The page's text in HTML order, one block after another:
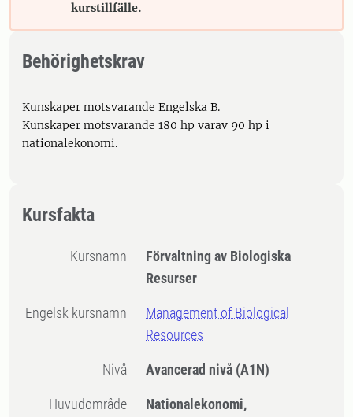
kurstillfälle.
Behörighetskrav
Kunskaper motsvarande Engelska B.
Kunskaper motsvarande 180 hp varav 90 hp i
nationalekonomi.
Kursfakta
Kursnamn
Förvaltning av Biologiska
Resurser
Engelsk kursnamn
Management of Biological
Resources
Nivå Avancerad nivå (A1N)
Huvudområde
Nationalekonomi,